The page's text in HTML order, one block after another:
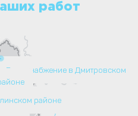
работ
районе
Водоснабжение в Дмитровском